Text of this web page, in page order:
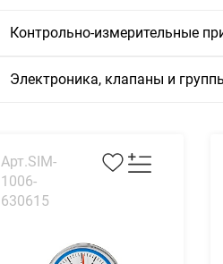
Контрольно-измерительные
Электроника, клапаны и
Арт.SIM-
1006-
630615